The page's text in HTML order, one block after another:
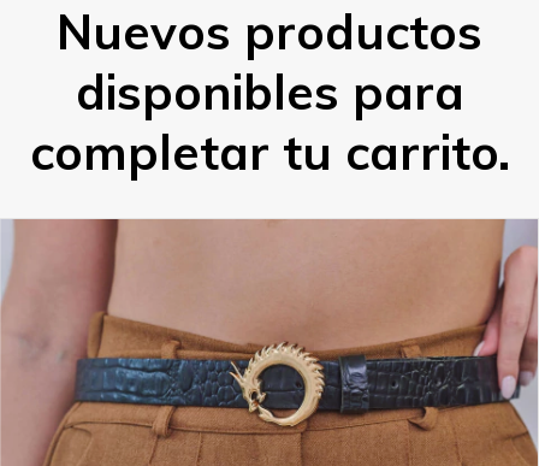
Nuevos productos
disponibles para
completar tu carrito.